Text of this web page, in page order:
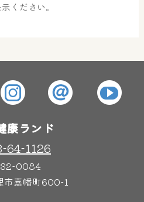
ボディケア
ください。
康ランド
64-1126
0084
市嘉幡町600-1